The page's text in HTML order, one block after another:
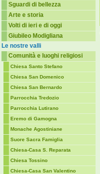
Sguardi di bellezza
Arte e storia
Volti di ieri e di oggi
Giubileo Modigliana
Le nostre valli
Comunità e luoghi religiosi
Chiesa Santo Stefano
Chiesa San Domenico
Chiesa San Bernardo
Parrocchia Tredozio
Parrocchia Lutirano
Eremo di Gamogna
Monache Agostiniane
Suore Sacra Famiglia
Chiesa-Casa S. Reparata
Chiesa Tossino
Chiesa-Casa San Valentino